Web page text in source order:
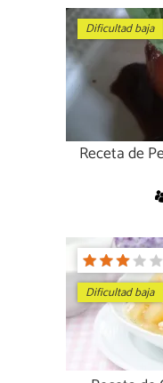
Dificultad baja
Receta de
Dificultad baja